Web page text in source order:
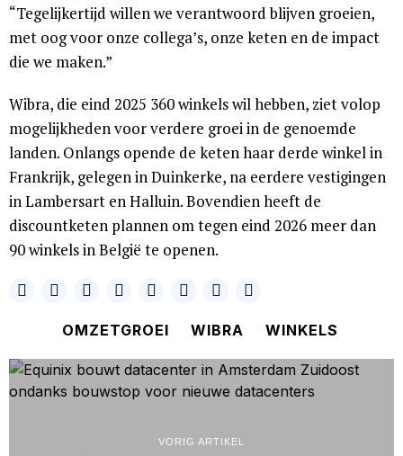
“Tegelijkertijd willen we verantwoord blijven groeien,
met oog voor onze collega’s, onze keten en de impact
die we maken.”
Wibra, die eind 2025 360 winkels wil hebben, ziet volop
mogelijkheden voor verdere groei in de genoemde
landen. Onlangs opende de keten haar derde winkel in
Frankrijk, gelegen in Duinkerke, na eerdere vestigingen
in Lambersart en Halluin. Bovendien heeft de
discountketen plannen om tegen eind 2026 meer dan
90 winkels in België te openen.
OMZETGROEI WIBRA WINKELS
VORIG ARTIKEL